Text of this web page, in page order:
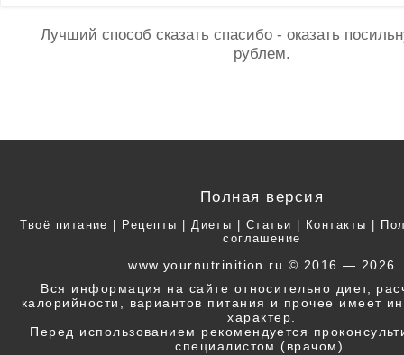
Лучший способ сказать спасибо - оказать
рублем.
Полная версия
Твоё питание Рецепты |Диеты Статьи Контакты
соглашение
www.yournutrinition.ru © 2016 — 2026
Вся информация на сайте относительно диет,
калорийности, вариантов питания и прочее имеет
характер.
Перед использованием рекомендуется
специалистом (врачом).